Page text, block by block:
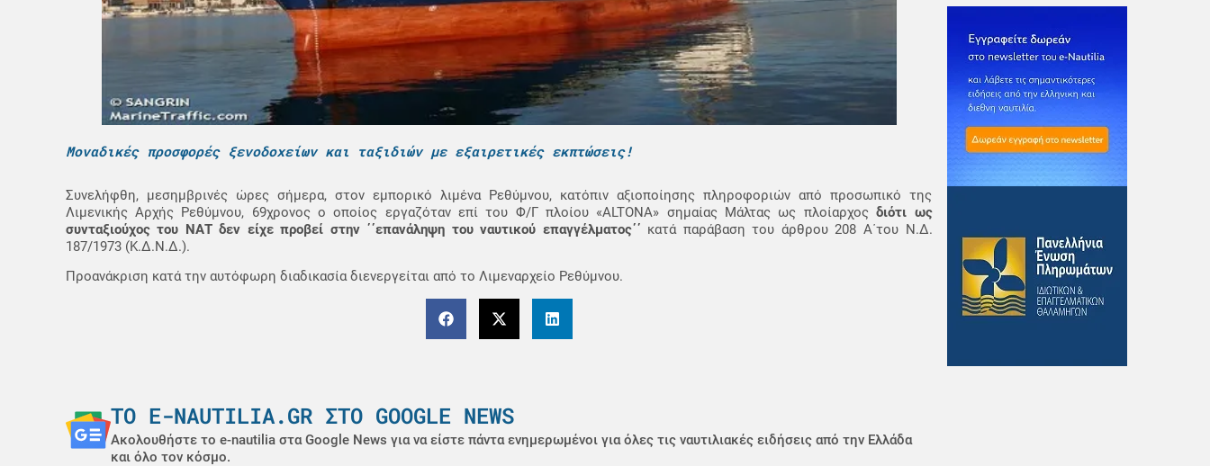
Μοναδικές προσφορές ξενοδοχείων και ταξιδιών με εξαιρετικές εκπτώσεις!
Συνελήφθη, μεσημβρινές ώρες σήμερα, στον εμπορικό λιμένα Ρεθύμνου, κατόπιν αξιοποίησης πληροφοριών από προσωπικό της
Λιμενικής Αρχής Ρεθύμνου, 69χρονος ο οποίος εργαζόταν επί του Φ/Γ πλοίου «ALTONA» σημαίας Μάλτας ως πλοίαρχοςδιότι ως
συνταξιούχος του ΝΑΤ δεν είχε προβεί στην ΄΄επανάληψη του ναυτικού επαγγέλματος΄΄ κατά παράβαση του άρθρου 208 Α΄του Ν.Δ.
187/1973 (Κ.Δ.Ν.Δ.).
Προανάκριση κατά την αυτόφωρη διαδικασία διενεργείται από το Λιμεναρχείο Ρεθύμνου.
ΤΟ E-NAUTILIA.GR ΣΤΟ GOOGLE NEWS
Ακολουθήστε το e-nautilia στα Google News για να είστε πάντα ενημερωμένοι για όλες τις ναυτιλιακές ειδήσεις από την Ελλάδα
και όλο τον κόσμο.